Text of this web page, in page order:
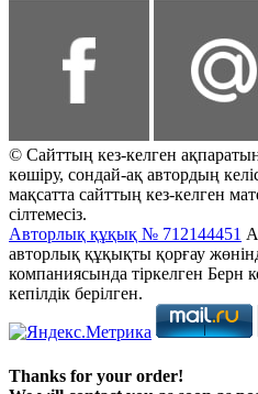
© Сайттың кез-келген
көшіру, сондай-ақ автордың
мақсатта сайттың кез-келген
сілтемесіз.
Авторлық құқық № 712144451
авторлық құқықты қорғау
компаниясында тіркелген
кепілдік берілген.
Thanks for your order!